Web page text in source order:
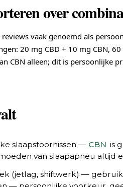
over
vaak genoemd als
20 mg CBD + 10 mg CBN,
CBN alleen; dit is persoonlijke
slaapstoornissen — CBN is
van slaapapneu altijd
(jetlag, shiftwerk) —